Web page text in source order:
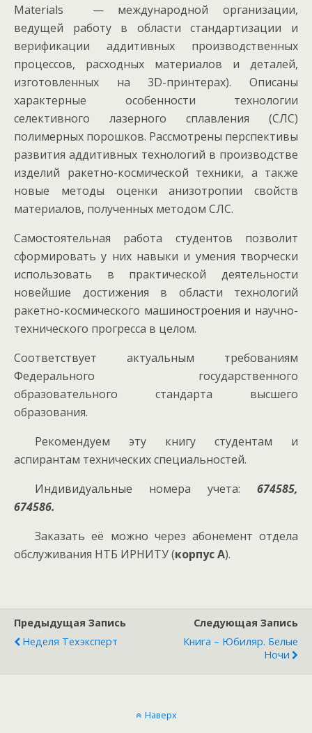
Materials — международной организации,
ведущей работу в области стандартизации и
верификации аддитивных производственных
процессов, расходных материалов и деталей,
изготовленных на 3D-принтерах). Описаны
характерные особенности технологии
селективного лазерного сплавления (СЛС)
полимерных порошков. Рассмотрены перспективы
развития аддитивных технологий в производстве
изделий ракетно-космической техники, а также
новые методы оценки анизотропии свойств
материалов, полученных методом СЛС.
Самостоятельная работа студентов позволит
сформировать у них навыки и умения творчески
использовать в практической деятельности
новейшие достижения в области технологий
ракетно-космического машиностроения и научно-
технического прогресса в целом.
Соответствует актуальным требованиям
Федерального государственного
образовательного стандарта высшего
образования.
Рекомендуем эту книгу студентам и
аспирантам технических специальностей.
Индивидуальные номера учета: 674585,
674586.
Заказать её можно через абонемент отдела
обслуживания НТБ ИРНИТУ (корпус А).
Предыдущая Запись
Неделя Техэксперт
Следующая Запись
Книга – Юбиляр. Белые
Ночи
Наверх